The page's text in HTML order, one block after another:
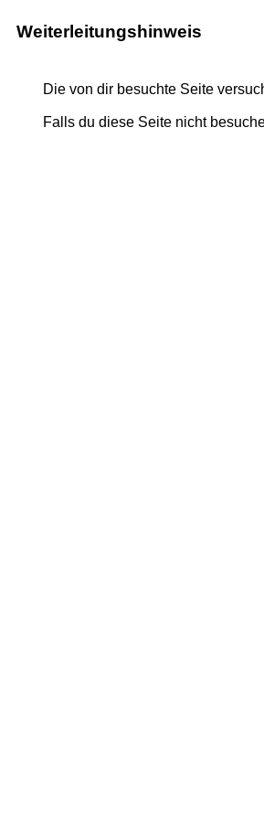
Weiterleitungshinweis
Die von dir besuchte Seite
Falls du diese Seite nicht